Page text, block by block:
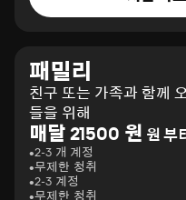
패밀리
친구 또는 가족과 함께
들을 위해
매달 21500 원 원 부
2-3 개 계정
무제한 청취
2-3 계정
무제한 청취